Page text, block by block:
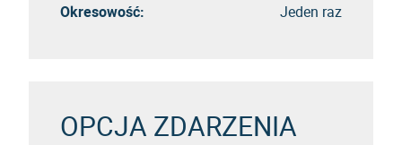
Okresowość:
Jeden raz
OPCJA ZDARZENIA